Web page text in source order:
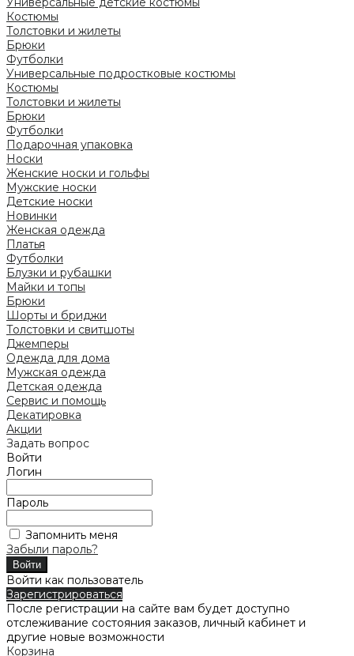
Костюмы
Толстовки и жилеты
Брюки
Футболки
Универсальные подростковые костюмы
Костюмы
Толстовки и жилеты
Брюки
Футболки
Подарочная упаковка
Носки
Женские носки и гольфы
Мужские носки
Детские носки
Новинки
Женская одежда
Платья
Футболки
Блузки и рубашки
Майки и топы
Брюки
Шорты и бриджи
Толстовки и свитшоты
Джемперы
Одежда для дома
Мужская одежда
Детская одежда
Сервис и помощь
Декатировка
Акции
Задать вопрос
Войти
Логин
Пароль
Запомнить меня
Забыли пароль?
Войти как пользователь
Зарегистрироваться
После регистрации на сайте вам будет доступно
отслеживание состояния заказов, личный кабинет и
другие новые возможности
Корзина